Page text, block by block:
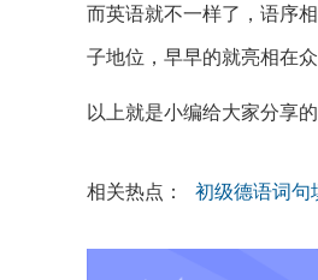
而英语就不一样了，语序
子地位，早早的就亮相在
以上就是小编给大家分享
相关热点： 初级德语词句